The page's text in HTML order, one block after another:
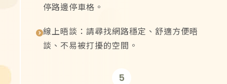
停路邊停車格。
線上晤談：請尋找網路穩定、舒適方便晤
談、不易被打擾的空間。
5